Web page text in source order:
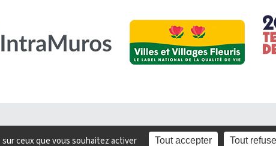
ceux que vous souhaitez activer Tout accepter Tout